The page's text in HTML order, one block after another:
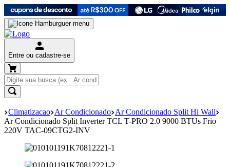
Entre ou cadastre-se
Climatizacao Ar Condicionado Ar Condicionado Split Hi Wall
Ar Condicionado Split Inverter TCL T-PRO 2.0 9000 BTUs Frio
220V TAC-09CTG2-INV